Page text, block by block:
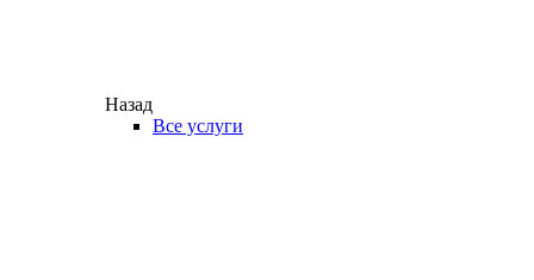
Назад
Все услуги